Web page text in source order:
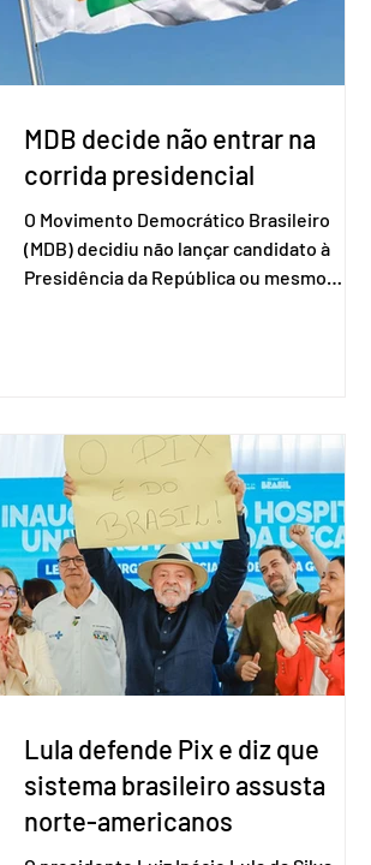
MDB decide não entrar na
corrida presidencial
O Movimento Democrático Brasileiro
(MDB) decidiu não lançar candidato à
Presidência da República ou mesmo
formação de alianças no âmbito local. A
ideia, segundo o partido, é focar na
eleição de governadores e deputados
estaduais, além de fortalecer a bancada
no Congresso Nacional, com senad
Lula defende Pix e diz que
sistema brasileiro assusta
norte-americanos